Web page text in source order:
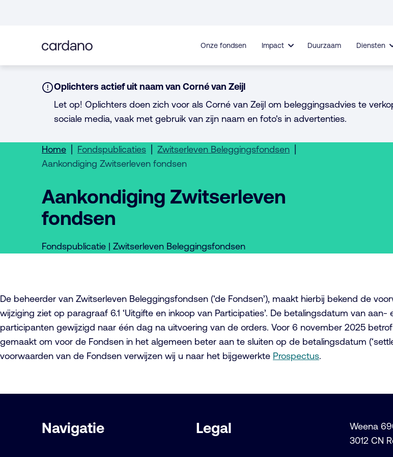
inhoud
Onze fondsen Impact Duurzaam Diensten
Notice:
Oplichters actief uit naam van Corné van Zeijl
Let op! Oplichters doen zich voor als Corné van Zeijl om beleggingsadvies te
sociale media, vaak met gebruik van zijn naam en foto's in advertenties.
Home Fondspublicaties
Zwitserleven Beleggingsfondsen
Aankondiging Zwitserleven fondsen
Aankondiging Zwitserleven
fondsen
Fondspublicatie | Zwitserleven Beleggingsfondsen
De beheerder van Zwitserleven Beleggingsfondsen (‘de Fondsen’), maakt hierbij bekend de
wijziging ziet op paragraaf 6.1 ‘Uitgifte en inkoop van Participaties’. De betalingsdatum van
participanten gewijzigd naar één dag na uitvoering van de orders. Voor 6 november 2025
gemaakt om voor de Fondsen in het algemeen beter aan te sluiten op de betalingsdatum
voorwaarden van de Fondsen verwijzen wij u naar het bijgewerkte Prospectus.
links
Navigatie Legal
Weena
3012 CN